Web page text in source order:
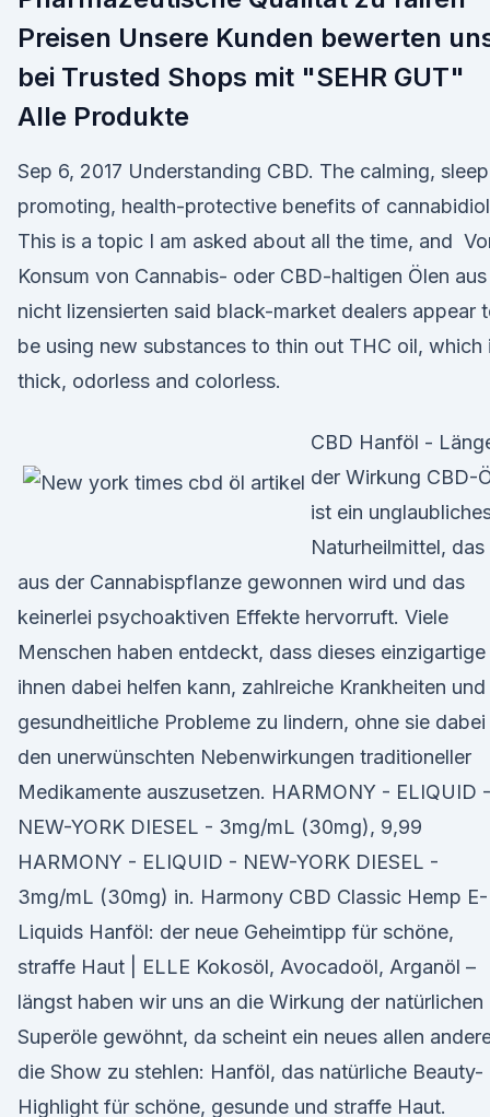
Preisen Unsere Kunden bewerten
bei Trusted Shops mit "SEHR GUT"
Alle Produkte
Sep 6, 2017 Understanding CBD. The calming, sleep
promoting, health-protective benefits of
This is a topic I am asked about all the time, and
Konsum von Cannabis- oder CBD-haltigen Ölen aus
nicht lizensierten said black-market dealers appear
be using new substances to thin out THC oil, which
thick, odorless and colorless.
CBD Hanföl -
der Wirkung CBD-
ist ein
Naturheilmittel, das
aus der Cannabispflanze gewonnen wird und das
keinerlei psychoaktiven Effekte hervorruft. Viele
Menschen haben entdeckt, dass dieses einzigartige
ihnen dabei helfen kann, zahlreiche Krankheiten und
gesundheitliche Probleme zu lindern, ohne sie dabei
den unerwünschten Nebenwirkungen traditioneller
Medikamente auszusetzen. HARMONY - ELIQUID -
NEW-YORK DIESEL - 3mg/mL (30mg), 9,99
HARMONY - ELIQUID - NEW-YORK DIESEL -
3mg/mL (30mg) in. Harmony CBD Classic Hemp E-
Liquids Hanföl: der neue Geheimtipp für schöne,
straffe Haut | ELLE Kokosöl, Avocadoöl, Arganöl –
längst haben wir uns an die Wirkung der natürlichen
Superöle gewöhnt, da scheint ein neues allen
die Show zu stehlen: Hanföl, das natürliche Beauty-
Highlight für schöne, gesunde und straffe Haut.